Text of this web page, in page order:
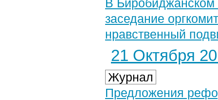
В
заседание
нравственный
21 Октября
Журнал
Предложения